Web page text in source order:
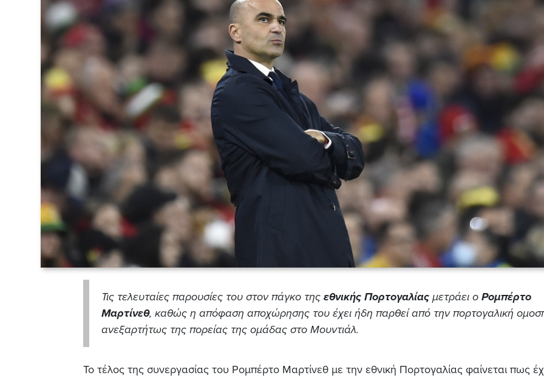
Τις τελευταίες παρουσίες του στον πάγκο της εθνικής Πορτογαλίας μετράει ο Ρομπέρτο
Μαρτίνεθ, καθώς η απόφαση αποχώρησης του έχει ήδη παρθεί από την πορτογαλική
ανεξαρτήτως της πορείας της ομάδας στο Μουντιάλ.
Το τέλος της συνεργασίας του Ρομπέρτο Μαρτίνεθ με την εθνική Πορτογαλίας φαίνεται πως